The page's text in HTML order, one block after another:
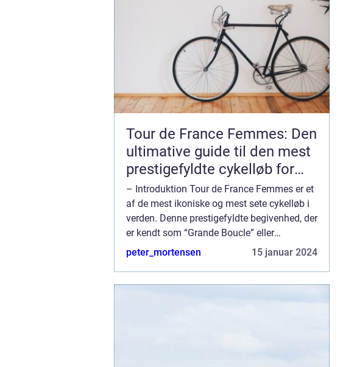
Tour de France Femmes: Den
ultimative guide til den mest
prestigefyldte cykelløb for
kvinder
– Introduktion Tour de France Femmes er et
af de mest ikoniske og mest sete cykelløb i
verden. Denne prestigefyldte begivenhed, der
er kendt som “Grande Boucle” eller
“Kvindernes Tour de France”, tiltrækker
peter_mortensen 15 januar 2024